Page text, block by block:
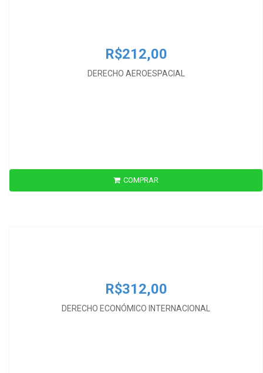
R$212,00
DERECHO AEROESPACIAL
COMPRAR
R$312,00
DERECHO ECONÓMICO INTERNACIONAL
R$312,00